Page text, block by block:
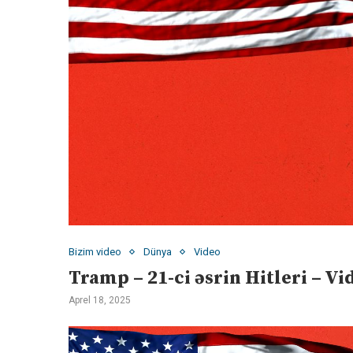
Bizim video Dünya Video
Tramp – 21-ci əsrin Hitleri –
Aprel 18, 2025